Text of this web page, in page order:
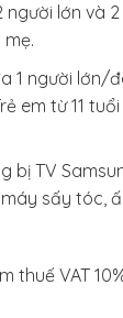
lớn và 2
1 người lớn/
em từ 11
bị TV
máy sấy tóc,
thuế VAT